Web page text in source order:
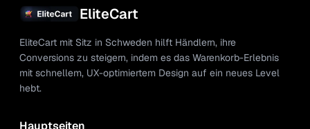
EliteCart
EliteCart mit Sitz in Schweden hilft Händlern, ihre
Conversions zu steigern, indem es das Warenkorb-Erlebnis
mit schnellem, UX-optimiertem Design auf ein neues Level
hebt.
Hauptseiten